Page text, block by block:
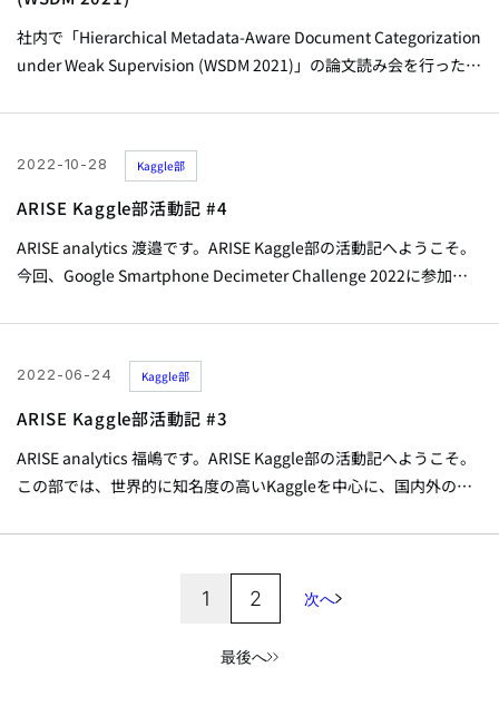
社内で「Hierarchical Metadata-Aware Document Categorization
under Weak Supervision (WSDM 2021)」の論文読み会を行った際
Categorization under Weak Supervision (WSDM 2021) from
ARISE analytics
2022-10-28 Kaggle部
ARISE Kaggle部活動記 #4
ARISE analytics 渡邉です。ARISE Kaggle部の活動記へようこそ。
今回、Google Smartphone Decimeter Challenge 2022に参加し
を行いたいと思います。 コンペ概要 目的 Andoridスマートフォン
で受信したGNSSのデータから、その受信位置を予測することが目
的。 データセット...
2022-06-24 Kaggle部
ARISE Kaggle部活動記 #3
ARISE analytics 福嶋です。ARISE Kaggle部の活動記へようこそ。
この部では、世界的に知名度の高いKaggleを中心に、国内外の分
(2022年5月)で活動しています。 今までに参加したコンペティショ
ンの結果は以下の通りです。 M5 Forcasting - Accuracy @ Kaggle
(398/5598 銅ランク) 対戦ゲームデータ分析甲子園 @ProbSpace
(50・72/567 銀・銅ランク 2チーム) 今回は、5月初旬までKaggle
で行われていた、NBME – Score Clinical...
1 2 次へ
最後へ